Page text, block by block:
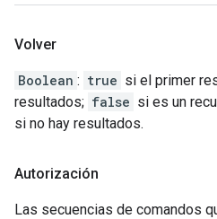
Volver
Boolean : true si el primer
resultados; false si es un
si no hay resultados.
Autorización
Las secuencias de comandos